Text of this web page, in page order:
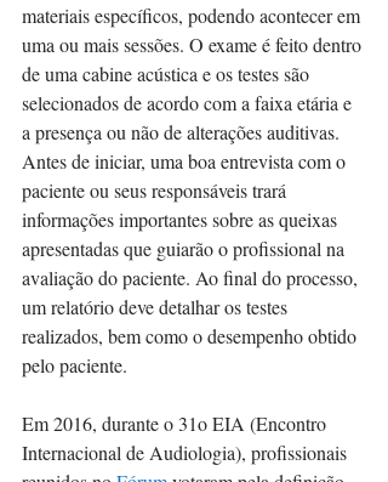
materiais específicos, podendo acontecer em
uma ou mais sessões. O exame é feito dentro
de uma cabine acústica e os testes são
selecionados de acordo com a faixa etária e
a presença ou não de alterações auditivas.
Antes de iniciar, uma boa entrevista com o
paciente ou seus responsáveis trará
informações importantes sobre as queixas
apresentadas que guiarão o profissional na
avaliação do paciente. Ao final do processo,
um relatório deve detalhar os testes
realizados, bem como o desempenho obtido
pelo paciente.
Em 2016, durante o 31o EIA (Encontro
Internacional de Audiologia), profissionais